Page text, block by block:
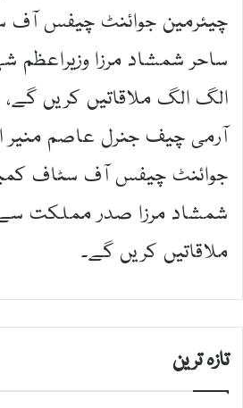
چیئرمین جوائنٹ چیفس آف
ساحر شمشاد مرزا وزیراعظم
الگ الگ ملاقاتیں کریں
آرمی چیف جنرل عاصم منیر
جوائنٹ چیفس آف سٹاف
شمشاد مرزا صدر مملکت
ملاقاتیں کریں گے۔
تازہ ترین